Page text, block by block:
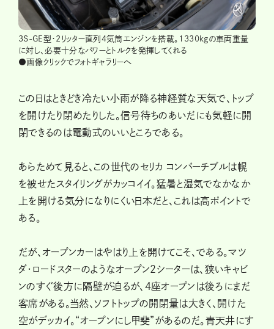
3S-GE型・2リッター直列4気筒エンジンを搭載。1330kgの車両重量
に対し、必要十分なパワーとトルクを発揮してくれる
●画像クリックでフォトギャラリーへ
この日はときどき冷たい小雨が降る神経質な天気で、トップ
を開けたり閉めたりした。信号待ちのあいだにも気軽に開
閉できるのは電動式のいいところである。
あらためて見ると、この世代のセリカ コンバーチブルは幌
を被せたスタイリングがカッコイイ。猛暑と湿気でなかなか
上を開ける気分になりにくい日本だと、これは高ポイントで
ある。
だが、オープンカーはやはり上を開けてこそ、である。マツ
ダ・ロードスターのようなオープン2シーターは、狭いキャビ
ンのすぐ後方に隔壁が迫るが、4座オープンは後ろにまだ
客席がある。当然、ソフトトップの開閉量は大きく、開けた
空がデッカイ。“オープンにし甲斐”があるのだ。青天井にす